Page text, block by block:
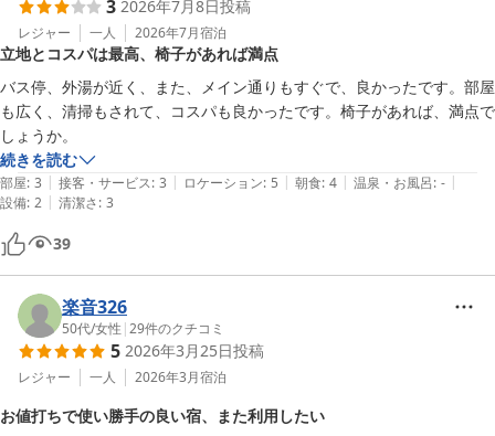
3 2026年7月8日投稿
レジャー 一人 2026年7月宿泊
立地とコスパは最高、椅子があれば満点
バス停、外湯が近く、また、メイン通りもすぐで、良かったです。部屋
も広く、清掃もされて、コスパも良かったです。椅子があれば、満点で
しょうか。
続きを読む
部屋: 3 | 接客・サービス: 3 | ロケーション: 5 | 朝食: 4 | 温泉・お風呂: - |
設備: 2 | 清潔さ: 3
39
楽音326
50代/女性 |29件のクチコミ
5 2026年3月25日投稿
レジャー 一人 2026年3月宿泊
お値打ちで使い勝手の良い宿、また利用したい